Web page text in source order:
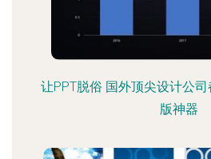
让PPT脱俗 国外顶尖设计公
版神器